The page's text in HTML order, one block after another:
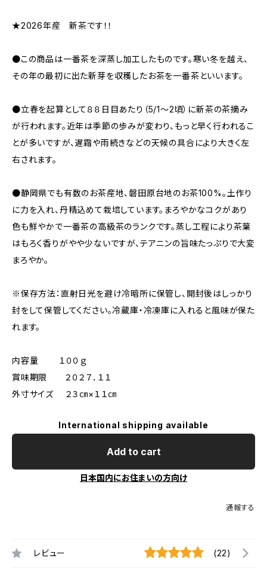
★2026年産 新茶です！！
●この商品は一番茶を深蒸し加工したものです。寒い冬を越え、
その年の最初に出た新芽を収穫したお茶を一番茶といいます。
●立春を起算として８８日目あたり（5/1～2頃）に新茶の茶摘み
が行われます。近年は季節の歩みが変わり、もっと早く行われるこ
とが多いですが、遅霜や雨続きなどの天候の具合により大きく左
右されます。
●静岡県でも有数のお茶産地、磐田原台地のお茶100%。土作り
に力を入れ、丹精込めて栽培しています。まろやかなコクがあり
色も鮮やかで一番茶の高級茶のランクです。蒸し工程により茶葉
はもろく香りがやや少ないですが、テアニンの旨味たっぷりで大変
まろやか。
※保存方法：直射日光を避け冷暗所に保管し、開封後はしっかり
封をして保管してください。冷蔵庫・冷凍庫に入れると風味が保た
れます。
内容量 １００ｇ
賞味期限 ２０２７．１１
外寸サイズ ２３㎝×１１㎝
International shipping available
Add to cart
日本国内にお住まいの方向け
通報する
レビュー (22)